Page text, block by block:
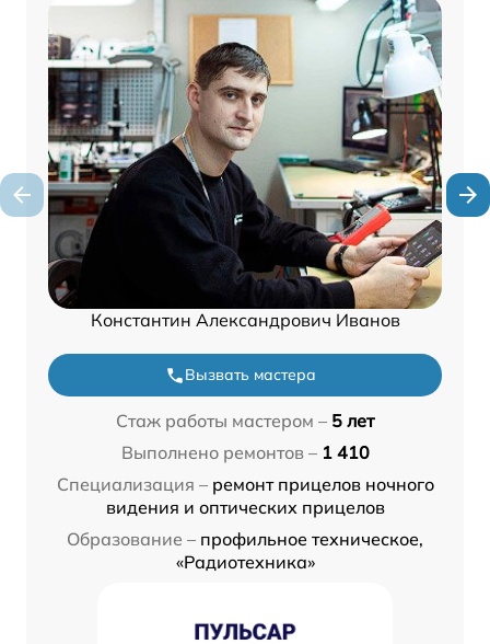
Константин Александрович Иванов
Вызвать мастера
Стаж работы мастером – 5 лет
Выполнено ремонтов – 1 410
Специализация – ремонт прицелов ночного
видения и оптических прицелов
Образование – профильное техническое,
«Радиотехника»